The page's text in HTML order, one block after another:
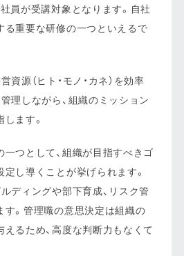
員が受講対象となります。自社
る重要な研修の一つといえるで
資源（ヒト・モノ・カネ）を効率
理しながら、組織のミッション
ます。
つとして、組織が目指すべきゴ
し導くことが挙げられます。
ディングや部下育成、リスク管
。管理職の意思決定は組織の
るため、高度な判断力もなくて